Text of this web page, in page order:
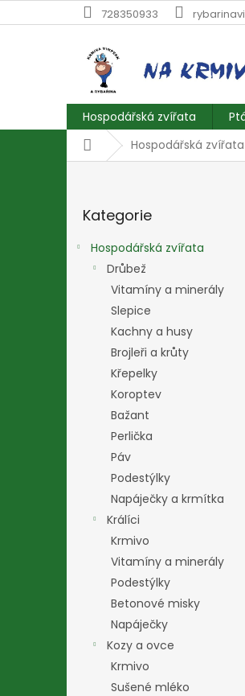
na
728350933
Hospodářská zvířata
DomůHospodářská zvířata
kategorie
Kategorie
Hospodářská zvířata
Drůbež
Vitamíny a minerály
Slepice
Kachny a husy
Brojleři a krůty
Křepelky
Koroptev
Bažant
Perlička
Páv
Podestýlky
Napáječky a krmítka
Králíci
Krmivo
Vitamíny a minerály
Podestýlky
Betonové misky
Napáječky
Kozy a ovce
Krmivo
Sušené mléko